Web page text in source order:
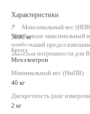
Характеристики
?
Чем больше максимальный
наибольший предел
значения погрешности для
Максимальный вес
5000 кг
Бренд
Мехэлектрон
Минимальный вес (НмПВ)
40 кг
Дискретность (шаг
2 кг